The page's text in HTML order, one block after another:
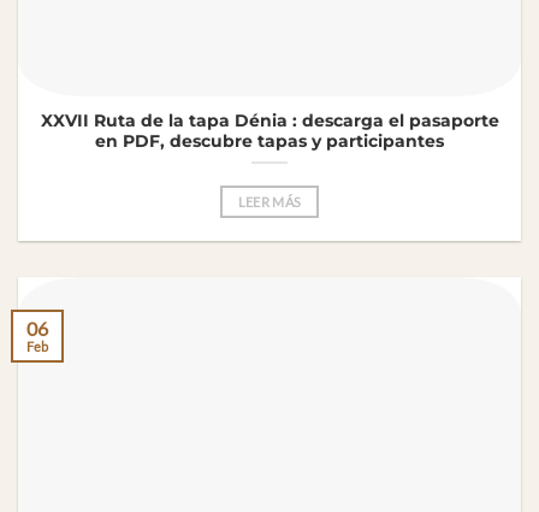
XXVII Ruta de la tapa Dénia : descarga el pasaporte
en PDF, descubre tapas y participantes
LEER MÁS
06
Feb